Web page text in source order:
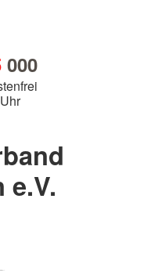
000
e.V.